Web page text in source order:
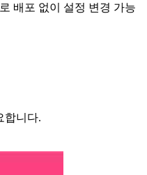
배포 없이 설정 변경 가능
합니다.